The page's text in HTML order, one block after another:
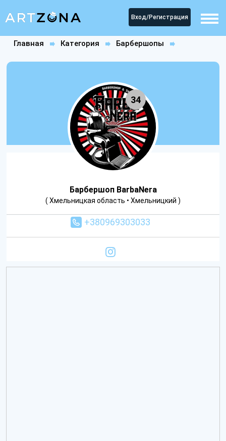
Вход/Регистрация
Главная Категория
Барбершопы
34
Барбершоп BarbaNera
( Хмельницкая область • Хмельницкий )
+380969303033